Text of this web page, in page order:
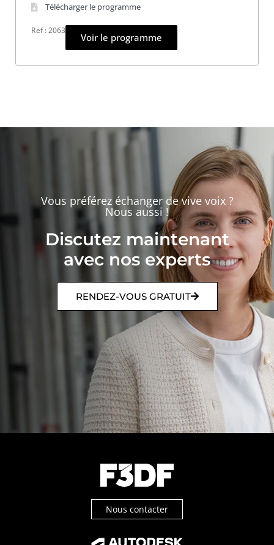
Télécharger le programme
Ref : 2063
Voir le programme
Vous préférez échanger de vive voix ?
Nous aussi !
Discutez maintenant
avec nos experts
RENDEZ-VOUS GRATUIT
Nous contacter